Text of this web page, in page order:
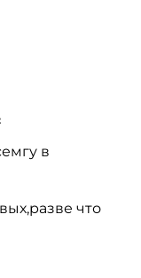
в
что